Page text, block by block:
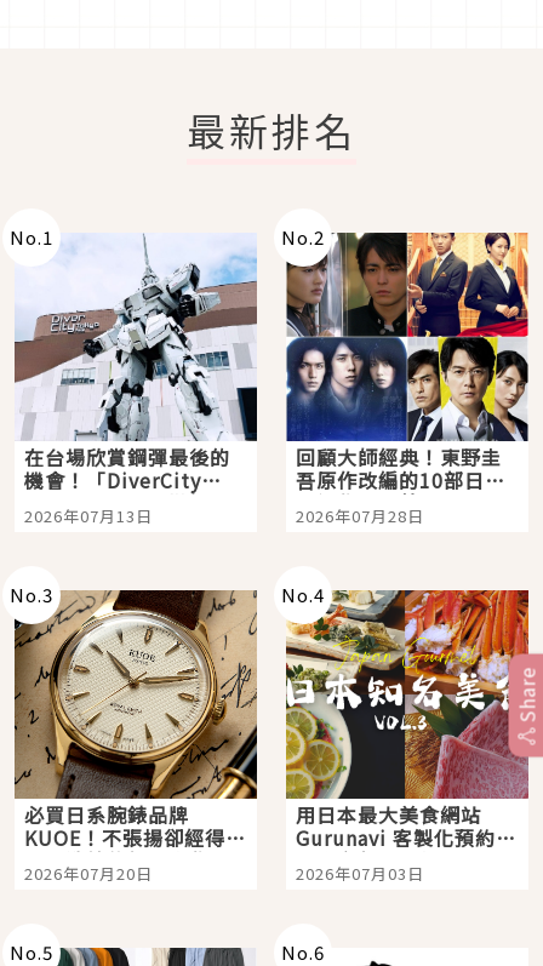
最新排名
No.1
在台場欣賞鋼彈最後的
機會！「DiverCity
Tokyo Plaza」搭船、
購物、美食及夜景，一
2026年07月13日
No.2
回顧大師經典！東野圭
吾原作改編的10部日本
影視作品推薦
2026年07月28日
No.3
必買日系腕錶品牌
KUOE！不張揚卻經得起
時間洗鍊的經典之作五
選
2026年07月20日
No.4
用日本最大美食網站
Gurunavi 客製化預約九
大都市餐廳，打造專屬
美食體驗！
2026年07月03日
No.5 No.6
Share